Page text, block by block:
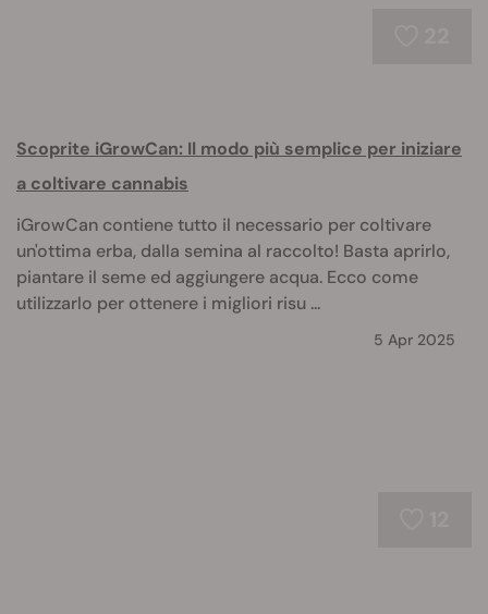
Scoprite iGrowCan: Il modo più semplice per iniziare
a coltivare cannabis
iGrowCan contiene tutto il necessario per coltivare
un'ottima erba, dalla semina al raccolto! Basta aprirlo,
piantare il seme ed aggiungere acqua. Ecco come
utilizzarlo per ottenere i migliori risu ...
5 Apr 2025